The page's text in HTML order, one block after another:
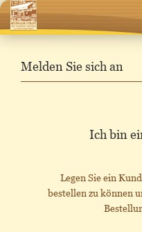
Melden Sie sich an
Ich bin
Legen Sie ein
bestellen zu können